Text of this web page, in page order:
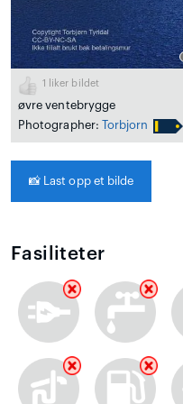
1 liker bildet
øvre ventebrygge
Photographer: Torbjorn
📸 Last opp et bilde
Fasiliteter